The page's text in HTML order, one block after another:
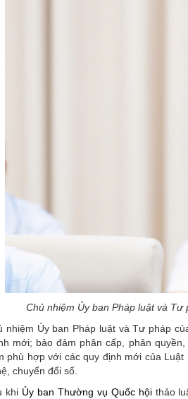
Chủ nhiệm Ủy ban Pháp luật và
nhiệm Ủy ban Pháp luật và Tư pháp
mới; bảo đảm phân cấp, phân
phù hợp với các quy định mới của
chuyển đổi số.
khi Ủy ban Thường vụ Quốc hộithảo